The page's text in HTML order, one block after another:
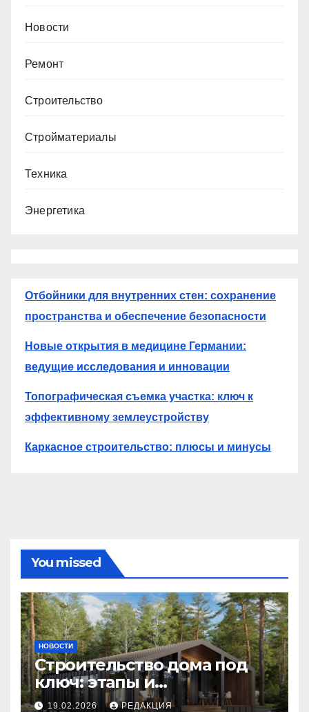
Новости
Ремонт
Строительство
Стройматериалы
Техника
Энергетика
Отбойники для внутренних стен: сохранение
пространства и обеспечение безопасности
Новые открытия в медицине Германии:
ведущие исследования и инновации
Топографическая съемка участка: ключ к
эффективному землеустройству
Каркасное строительство: плюсы и минусы
You missed
НОВОСТИ
Строительство дома под
ключ: этапы и
планирование бюджета
19.02.2026 РЕДАКЦИЯ